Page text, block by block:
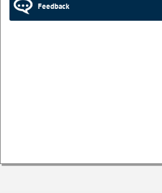
Feedback